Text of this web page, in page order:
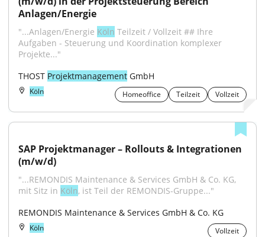
Anlagen/Energie
"...Anlagen/Energie Köln Teilzeit / Vollzeit ## Ihre
Aufgaben - Steuerung und Koordination komplexer
Projekte..."
THOST Projektmanagement GmbH
Köln Homeoffice Teilzeit Vollzeit
SAP Projektmanager – Rollouts & Integrationen
(m/w/d)
"...REMONDIS Maintenance & Services GmbH & Co. KG,
mit Sitz in Köln, ist Teil der REMONDIS-Gruppe..."
REMONDIS Maintenance & Services GmbH & Co. KG
Köln
Vollzeit